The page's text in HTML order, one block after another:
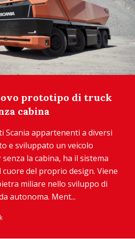
prototipo di truck
cabina
Scania appartenenti a diversi
e sviluppato un veicolo
la cabina, ha il sistema
cuore del proprio design. Viene
miliare nello sviluppo di
autonoma. Ment...